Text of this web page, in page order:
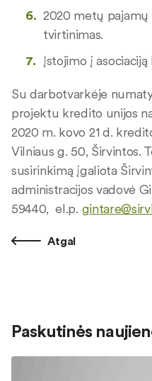
2020 metų pajamų
tvirtinimas.
Įstojimo į
Su darbotvarkėje
projektu kredito unijos
2020 m. kovo 21 d.
Vilniaus g. 50, Širvintos.
susirinkimą įgaliota
administracijos vadovė
59440, el.p.
Atgal
Paskutinės